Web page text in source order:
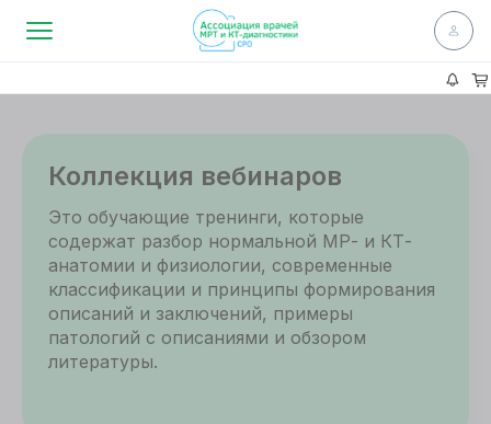
Коллекция вебинаров
Это обучающие тренинги, которые
содержат разбор нормальной МР- и КТ-
анатомии и физиологии, современные
классификации и принципы формирования
описаний и заключений, примеры
патологий с описаниями и обзором
литературы.